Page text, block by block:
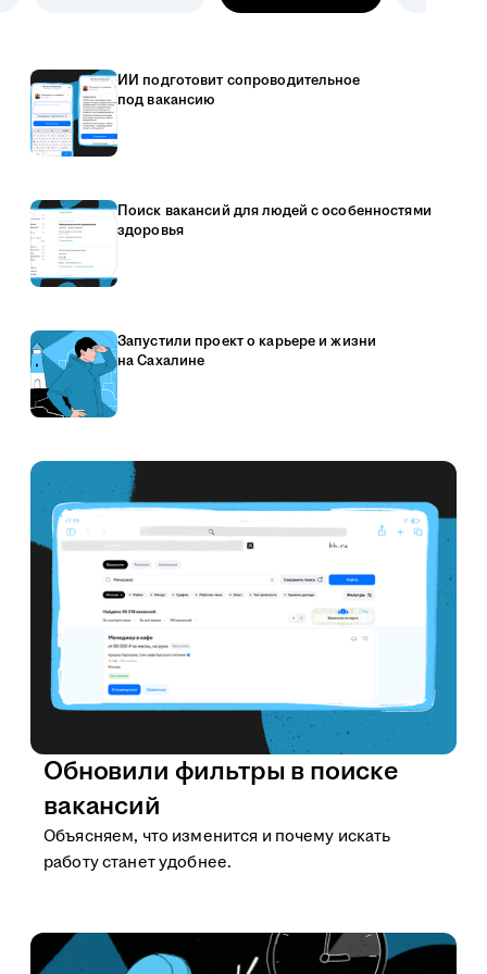
ИИ подготовит сопроводительное
под вакансию
Поиск вакансий для людей с особенностями
здоровья
Запустили проект о карьере и жизни
на Сахалине
Обновили фильтры в поиске
вакансий
Объясняем, что изменится и почему искать
работу станет удобнее.